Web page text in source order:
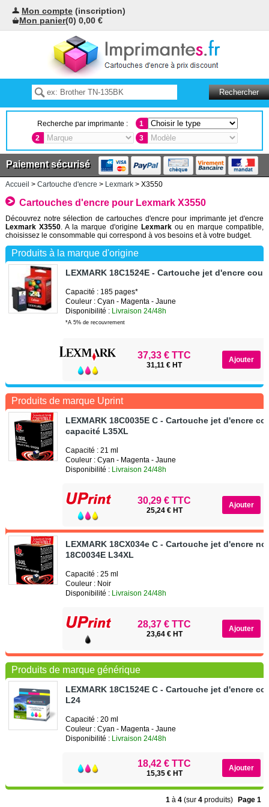
Mon compte (inscription)
Mon panier(0) 0,00 €
Recherche par imprimante :
1
2
3
Paiement sécurisé
Accueil > Cartouche d'encre > Lexmark> X3550
Cartouches d'encre pour Lexmark X3550
Découvrez notre sélection de cartouches d'encre pour imprimante jet d'encre
Lexmark X3550 . A la marque d'origine Lexmarkou en marque compatible,
choisissez le consommable qui correspond à vos besoins et à votre budget.
Produits à la marque d'origine
LEXMARK 18C1524E - Cartouche jet d'encre
Capacité : 185 pages*
Couleur : Cyan - Magenta - Jaune
Disponibilité : Livraison 24/48h
*A 5% de recouvrement
37,33 € TTC
31,11 € HT
Produits de marque Uprint
LEXMARK 18C0035E C - Cartouche jet d'encre
capacité L35XL
Capacité : 21 ml
Couleur : Cyan - Magenta - Jaune
Disponibilité : Livraison 24/48h
30,29 € TTC
25,24 € HT
LEXMARK 18CX034e C - Cartouche jet d'encre
18C0034E L34XL
Capacité : 25 ml
Couleur : Noir
Disponibilité : Livraison 24/48h
28,37 € TTC
23,64 € HT
Produits de marque générique
LEXMARK 18C1524E C - Cartouche jet d'encre
L24
Capacité : 20 ml
Couleur : Cyan - Magenta - Jaune
Disponibilité : Livraison 24/48h
18,42 € TTC
15,35 € HT
1 à4 (sur4 produits) Page 1